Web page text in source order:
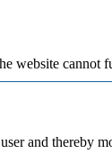
website
and thereby